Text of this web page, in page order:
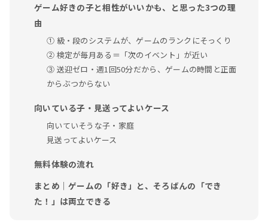
ゲーム好きの子と相性がいいかも、と思った3つの理
由
① 級・段のシステムが、ゲームのランクにそっくり
② 検定が毎月ある＝「次のイベント」が近い
③ 送迎ゼロ・週1回50分だから、ゲームの時間と正面
からぶつからない
向いている子・見送ってよいケース
向いていそうな子・家庭
見送ってよいケース
無料体験の流れ
まとめ｜ゲームの「好き」と、そろばんの「でき
た！」は両立できる